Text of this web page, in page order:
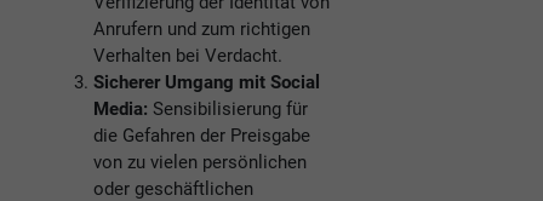
Anrufern und zum richtigen
Verhalten bei Verdacht.
Sicherer Umgang mit Social
Media: Sensibilisierung für
die Gefahren der Preisgabe
von zu vielen persönlichen
oder geschäftlichen